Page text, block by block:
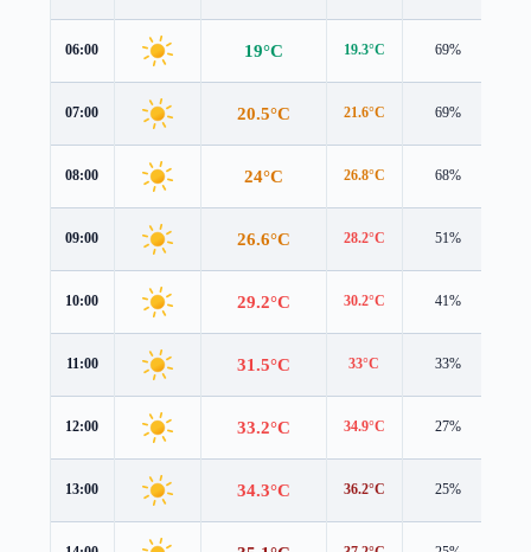
06:00 19°C 19.3°C 69%
07:00 20.5°C 21.6°C 69%
08:00 24°C 26.8°C 68%
09:00 26.6°C 28.2°C 51%
10:00 29.2°C 30.2°C 41%
11:00 31.5°C 33°C 33%
12:00 33.2°C 34.9°C 27%
13:00 34.3°C 36.2°C 25%